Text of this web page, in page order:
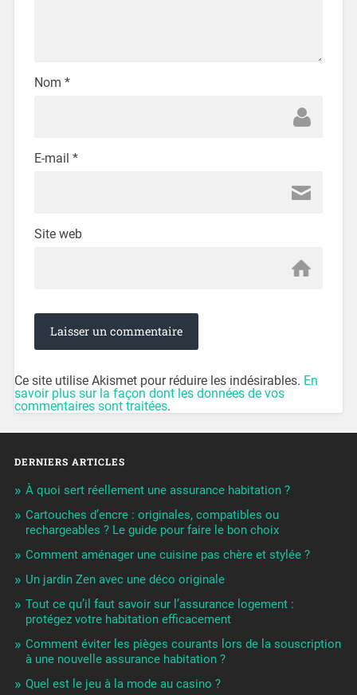
Nom *
E-mail *
Site web
Ce site utilise Akismet pour réduire les indésirables. En
savoir plus sur la façon dont les données de vos
commentaires sont traitées.
DERNIERS ARTICLES
À quoi sert réellement une assurance habitation ?
Cartouches d’encre : originales, compatibles ou
rechargeables ? Le guide pour faire le bon choix
Comment aménager une cuisine pas chère et stylée ?
Un jardin Zen avec une déco originale
Tout ce qu’il faut savoir sur l’assurance logement :
protégez votre habitation efficacement
Comment éviter les pièges courants lors de la souscription
à une nouvelle assurance habitation ?
Quel est le jeu à la mode au casino ?